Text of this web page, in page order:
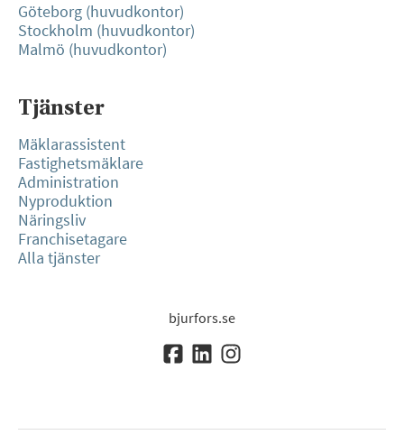
Göteborg (huvudkontor)
Stockholm (huvudkontor)
Malmö (huvudkontor)
Tjänster
Mäklarassistent
Fastighetsmäklare
Administration
Nyproduktion
Näringsliv
Franchisetagare
Alla tjänster
bjurfors.se